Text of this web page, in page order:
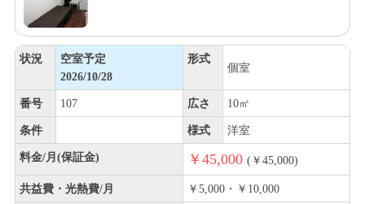
状況
空室予定
2026/10/28
形式
個室
番号 107 広さ 10㎡
条件 様式 洋室
料金/月(保証金) ￥45,000 (￥45,000)
共益費・光熱費/月 ￥5,000・￥10,000